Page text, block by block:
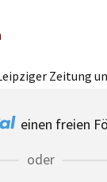
Zeitung
einen freien
oder